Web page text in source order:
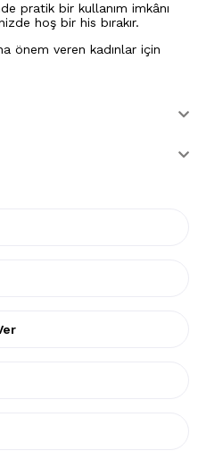
pratik bir kullanım imkânı
hoş bir his bırakır.
önem veren kadınlar için